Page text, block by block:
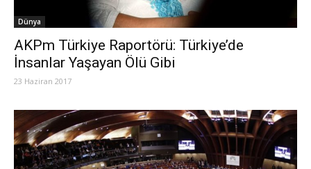
Dünya
AKPm Türkiye Raportörü: Türkiye’de
İnsanlar Yaşayan Ölü Gibi
23 Haziran 2017